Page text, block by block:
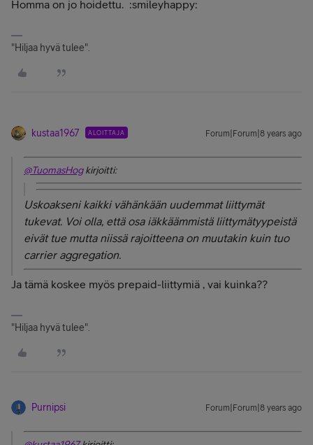
Homma on jo hoidettu. :smileyhappy:
"Hiljaa hyvä tulee".
kustaa1967 ALOITTAJA Forum|Forum|8 years ago
@TuomasHogkirjoitti:
Uskoakseni kaikki vähänkään uudemmat liittymät
tukevat. Voi olla, että osa iäkkäämmistä liittymätyypeistä
eivät tue mutta niissä rajoitteena on muutakin kuin tuo
carrier aggregation.
Ja tämä koskee myös prepaid-liittymiä , vai kuinka??
"Hiljaa hyvä tulee".
Purnipsi Forum|Forum|8 years ago